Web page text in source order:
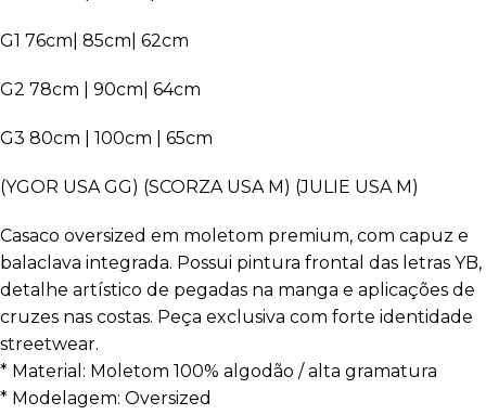
G1 76cm| 85cm| 62cm
G2 78cm | 90cm| 64cm
G3 80cm | 100cm | 65cm
(YGOR USA GG) (SCORZA USA M) (JULIE USA M)
Casaco oversized em moletom premium, com capuz e
balaclava integrada. Possui pintura frontal das letras YB,
detalhe artístico de pegadas na manga e aplicações de
cruzes nas costas. Peça exclusiva com forte identidade
streetwear.
* Material: Moletom 100% algodão / alta gramatura
* Modelagem: Oversized